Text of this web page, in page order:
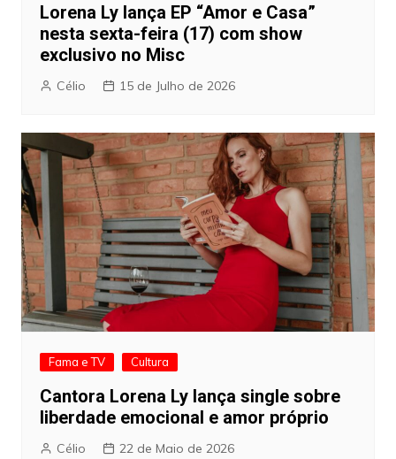
Lorena Ly lança EP “Amor e Casa”
nesta sexta-feira (17) com show
exclusivo no Misc
Célio 15 de Julho de 2026
Fama e TV Cultura
Cantora Lorena Ly lança single sobre
liberdade emocional e amor próprio
Célio 22 de Maio de 2026